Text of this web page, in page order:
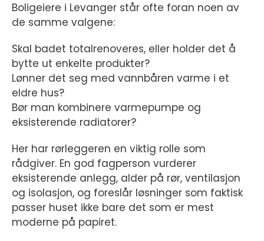
Boligeiere i Levanger står ofte foran noen av
de samme valgene:
Skal badet totalrenoveres, eller holder det å
bytte ut enkelte produkter?
Lønner det seg med vannbåren varme i et
eldre hus?
Bør man kombinere varmepumpe og
eksisterende radiatorer?
Her har rørleggeren en viktig rolle som
rådgiver. En god fagperson vurderer
eksisterende anlegg, alder på rør, ventilasjon
og isolasjon, og foreslår løsninger som faktisk
passer huset ikke bare det som er mest
moderne på papiret.